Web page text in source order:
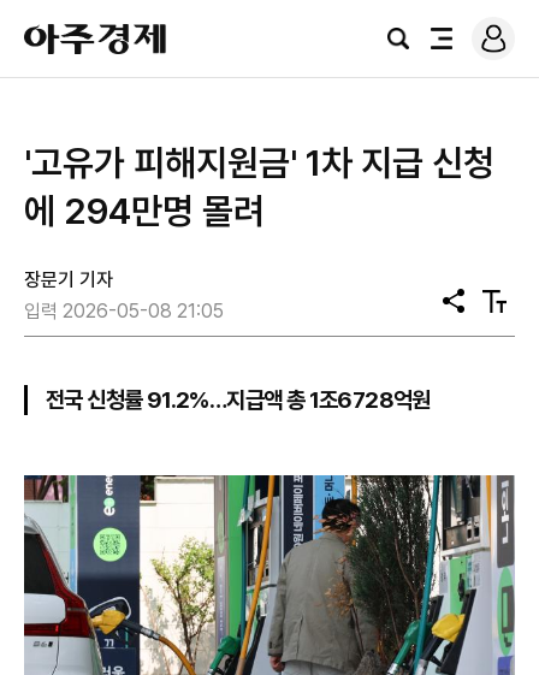
아
주
경
검
전
로
그
'고유가 피해지원금' 1차 지급 신청
에 294만명 몰려
장문기 기자
입력 2026-05-08 21:05
공
유
텍
스
전국 신청률 91.2%…지급액 총 1조6728억원